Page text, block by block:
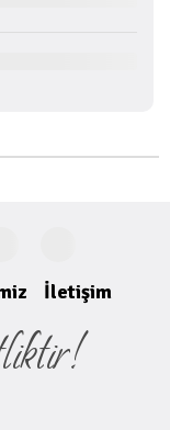
İletişim